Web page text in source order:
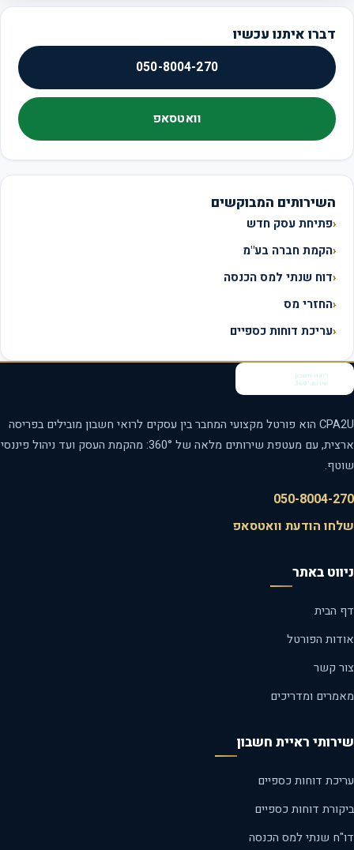
דברו איתנו עכשיו
050-8004-270
וואטסאפ
השירותים המבוקשים
פתיחת עסק חדש
הקמת חברה בע"מ
דוח שנתי למס הכנסה
החזרי מס
עריכת דוחות כספיים
CPA2U הוא פורטל מקצועי המחבר בין עסקים לרואי חשבון מובילים בפריסה
ארצית, עם מעטפת שירותים מלאה של 360°: מהקמת העסק ועד ניהול פיננסי
050-8004-
הודעת וואטסאפ
באתר
הבית
הפורטל
קשר
ומדריכים
ראיית חשבון
דוחות כספיים
דוחות כספיים
שנתי למס הכנסה